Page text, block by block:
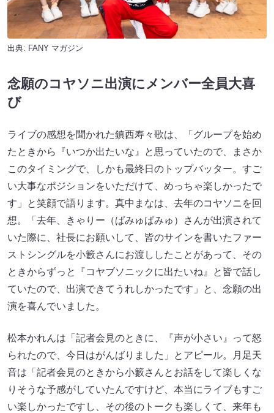
出典: FANY マガジン
念願のコヤソニ出演にメンバー全員大喜
び
ライブの感想を聞かれた鎮西寿々歌は、「グループを始め
たときから『いつか出たいな』と思っていたので、まさか
このタイミングで、しかも最終日のトップバッター。すご
い大事なポジションをいただけて、めっちゃ楽しかったで
す」と笑顔で語ります。真中まなは、去年のコヤソニを回
想。「去年、きゃりー（ぱみゅぱみゅ）さんが出演されて
いた際に、社長にお願いして、皆のサインを書いたファー
ストシングルを小籔さんにお渡ししたことがあって、その
ときからずっと『コヤブソニックに出たいね』と皆で話し
ていたので、出演できてうれしかったです」と、念願の出
演を喜んでいました。
松本かれんは「記者会見のときに、『声が小さい』って怒
られたので、今日はがんばりました」とアピール。月足天
音は「記者会見のときから小籔さんとお話をして楽しくな
りそうな予感がしていたんですけど、本当にライブもすご
い楽しかったですし、その後のトークも楽しくて、来年も